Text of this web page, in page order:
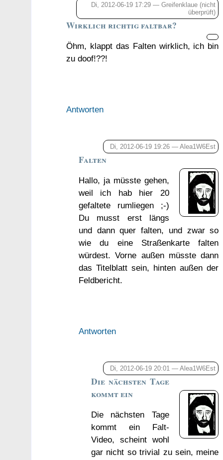
Di, 2012-06-19 17:29 —Greifenklaue (nicht
überprüft)
Wirklich richtig faltbar?
Öhm, klappt das Falten wirklich, ich bin
zu doof!??!
Antworten
Di, 2012-06-19 19:26 —Alea1W6Est
Falten
Hallo, ja müsste gehen,
weil ich hab hier 20
gefaltete rumliegen ;-)
Du musst erst längs
und dann quer falten, und zwar so
wie du eine Straßenkarte falten
würdest. Vorne außen müsste dann
das Titelblatt sein, hinten außen der
Feldbericht.
Antworten
Di, 2012-06-19 20:01 —Alea1W6Est
Die nächsten Tage
kommt ein
Die nächsten Tage
kommt ein Falt-
Video, scheint wohl
gar nicht so trivial zu sein, meine